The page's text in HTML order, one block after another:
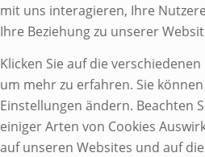
mit uns interagieren, Ihre
Ihre Beziehung zu unserer
Klicken Sie auf die
um mehr zu erfahren. Sie
Einstellungen ändern. Beachten
einiger Arten von Cookies
auf unseren Websites und auf